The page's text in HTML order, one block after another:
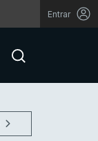
Entrar